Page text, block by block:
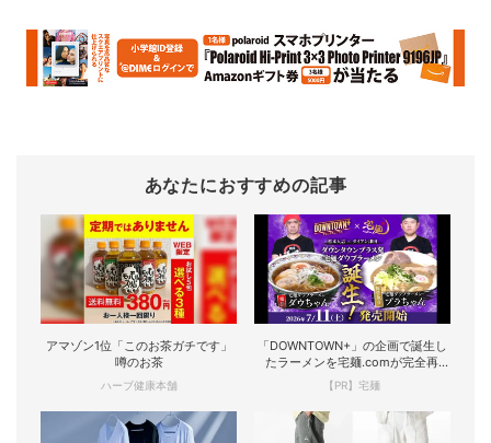
あなたにおすすめの記事
アマゾン1位「このお茶ガチです」
噂のお茶
ハーブ健康本舗
「DOWNTOWN+」の企画で誕生し
たラーメンを宅麺.comが完全再
現！
【PR】宅麺